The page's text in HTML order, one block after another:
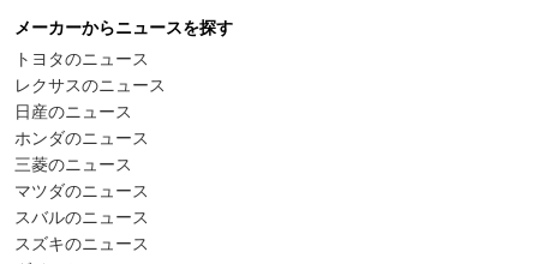
メーカーからニュースを探す
トヨタのニュース
レクサスのニュース
日産のニュース
ホンダのニュース
三菱のニュース
マツダのニュース
スバルのニュース
スズキのニュース